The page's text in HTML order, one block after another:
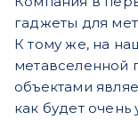
гаджеты для
К тому же, на
метавселенной
объектами
как будет